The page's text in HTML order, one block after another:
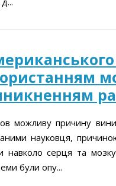
можливу причину
науковця,
навколо серця та
були опу...